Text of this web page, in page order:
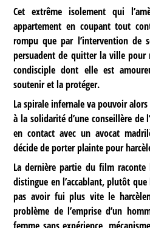
Cet extrême isolement qui
appartement en coupant tout
rompu que par l’intervention de
persuadent de quitter la ville
condisciple dont elle est
soutenir et la protéger.
La spirale infernale va pouvoir alors
à la solidarité d’une conseillère de
en contact avec un avocat
décide de porter plainte pour
La dernière partie du film
distingue en l’accablant, plutôt
pas avoir fui plus vite le
problème de l’emprise d’un